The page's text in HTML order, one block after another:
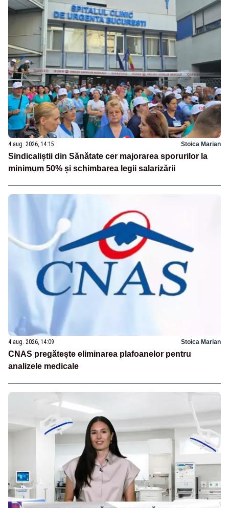
4 aug. 2026, 14:15 Stoica Marian
Sindicaliștii din Sănătate cer majorarea sporurilor la
minimum 50% și schimbarea legii salarizării
4 aug. 2026, 14:09 Stoica Marian
CNAS pregătește eliminarea plafoanelor pentru
analizele medicale